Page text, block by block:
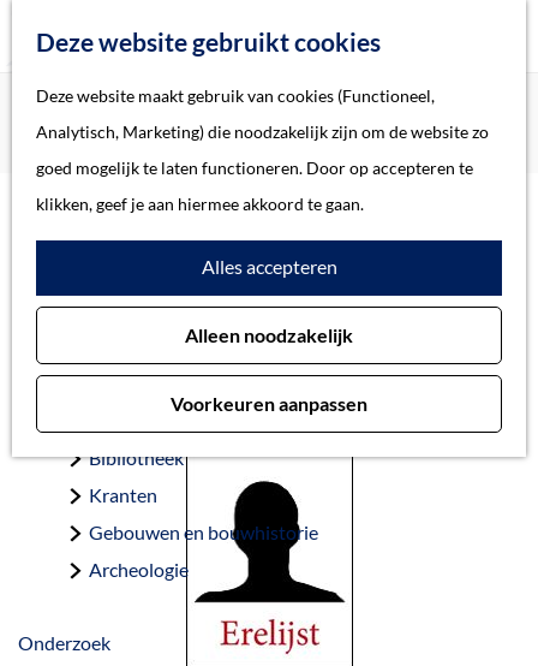
Deze website gebruikt cookies
Deze website maakt gebruik van cookies (Functioneel,
Analytisch, Marketing) die noodzakelijk zijn om de website zo
goed mogelijk te laten functioneren. Door op accepteren te
klikken, geef je aan hiermee akkoord te gaan.
Alles accepteren
Alleen noodzakelijk
Voorkeuren aanpassen
k
e
Home
Verhalen
Thema
Soort object
Collecties
Beeld en geluid
Bibliotheek
Kranten
Gebouwen en bouwhistorie
Archeologie
Onderzoek
Home
Oorlogsslachtoffers 's-Hertogenbosch
Sluis, Aron van der
Sluis, Aron van der
Vlijmen 14-10-1887 — Auschwitz 22-10-1943